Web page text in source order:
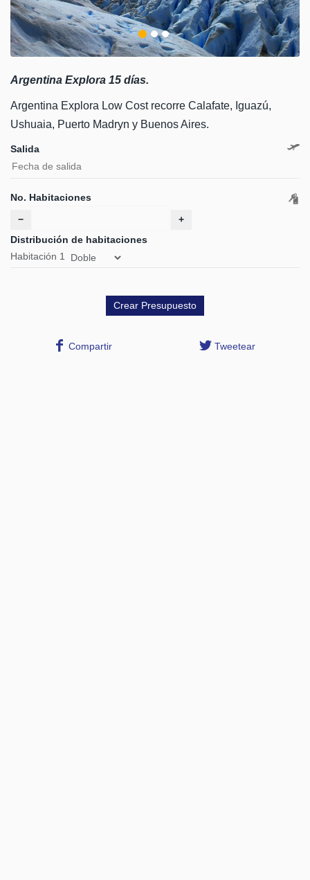
Argentina Explora 15 días.
Argentina Explora Low Cost recorre Calafate, Iguazú,
Ushuaia, Puerto Madryn y Buenos Aires.
Salida
No. Habitaciones
−
+
Distribución de habitaciones
Habitación 1
Compartir Tweetear